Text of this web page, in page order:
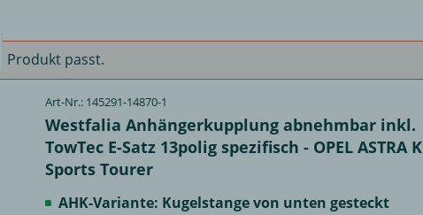
Produkt passt.
Art-Nr.: 145291-14870-1
Westfalia Anhängerkupplung abnehmbar inkl.
TowTec E-Satz 13polig spezifisch - OPEL ASTRA K
Sports Tourer
AHK-Variante: Kugelstange von unten gesteckt